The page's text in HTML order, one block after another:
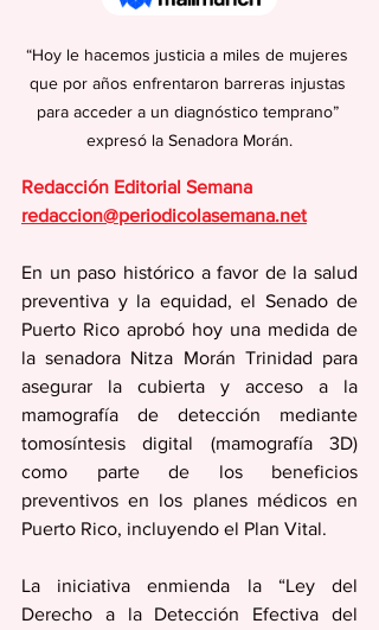
“Hoy le hacemos justicia a miles de mujeres
que por años enfrentaron barreras injustas
para acceder a un diagnóstico temprano”
expresó la Senadora Morán.
Redacción Editorial Semana
redaccion@periodicolasemana.net
En un paso histórico a favor de la salud
preventiva y la equidad, el Senado de
Puerto Rico aprobó hoy una medida de
la senadora Nitza Morán Trinidad para
asegurar la cubierta y acceso a la
mamografía de detección mediante
tomosíntesis digital (mamografía 3D)
como parte de los beneficios
preventivos en los planes médicos en
Puerto Rico, incluyendo el Plan Vital.
La iniciativa enmienda la “Ley del
Derecho a la Detección Efectiva del